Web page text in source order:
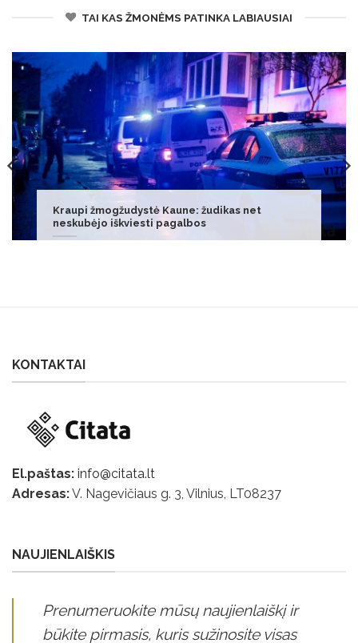
TAI KAS ŽMONĖMS PATINKA LABIAUSIAI
Algirdas Bartkus. Lietuvai tampa gyvybiškai
svarbu priartinti kuro kainas prie kaimynių
KONTAKTAI
El.paštas: info@citata.lt
Adresas:V. Nagevičiaus g. 3, Vilnius, LT08237
NAUJIENLAIŠKIS
Prenumeruokite mūsų naujienlaiškį ir
būkite pirmasis, kuris sužinosite visas